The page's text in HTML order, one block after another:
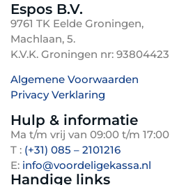
Espos B.V.
9761 TK Eelde Groningen,
Machlaan, 5.
K.V.K. Groningen nr: 93804423
Algemene Voorwaarden
Privacy Verklaring
Hulp & informatie
Ma t/m vrij van 09:00 t/m 17:00
T : (+31) 085 – 2101216
E: info@voordeligekassa.nl
Handige links